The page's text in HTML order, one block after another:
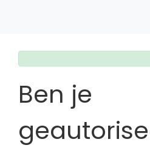
Ben je